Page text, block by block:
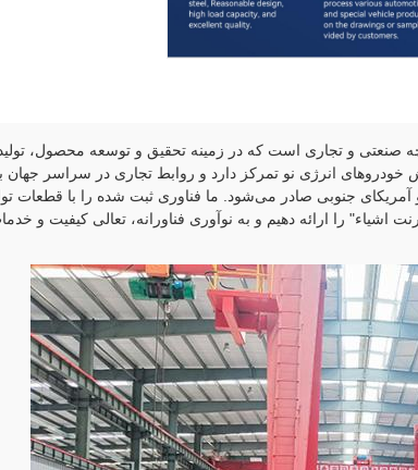
صنعتی و تجاری است که در زمینه تحقیق و توسعه محصول،
انرژی نو تمرکز دارد و روابط تجاری در سراسر جهان
جنوبی صادر می‌شود. ما فناوری ثبت شده را با قطعات
اشیاء" را ارائه دهیم و به نوآوری فناورانه، تعالی کیفیت و